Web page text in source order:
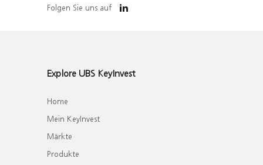
Folgen Sie uns auf
Explore UBS KeyInvest
Home
Mein KeyInvest
Märkte
Produkte